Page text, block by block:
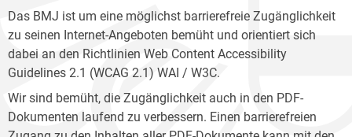
Das BMJ ist um eine möglichst barrierefreie Zugänglichkeit
zu seinen Internet-Angeboten bemüht und orientiert sich
dabei an den Richtlinien Web Content Accessibility
Guidelines 2.1 (WCAG 2.1) WAI / W3C.
Wir sind bemüht, die Zugänglichkeit auch in den PDF-
Dokumenten laufend zu verbessern. Einen barrierefreien